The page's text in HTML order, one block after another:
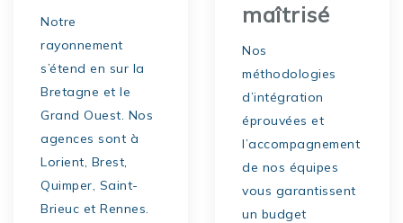
Notre
rayonnement
s’étend en sur la
Bretagne et le
Grand Ouest. Nos
agences sont à
Lorient, Brest,
Quimper, Saint-
Brieuc et Rennes.
maîtrisé
Nos
méthodologies
d’intégration
éprouvées et
l’accompagnement
de nos équipes
vous garantissent
un budget